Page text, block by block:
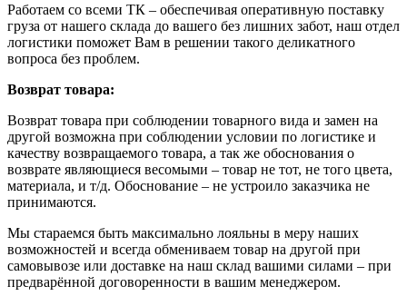
Работаем со всеми ТК – обеспечивая оперативную поставку
груза от нашего склада до вашего без лишних забот, наш отдел
логистики поможет Вам в решении такого деликатного
вопроса без проблем.
Возврат товара:
Возврат товара при соблюдении товарного вида и замен на
другой возможна при соблюдении условии по логистике и
качеству возвращаемого товара, а так же обоснования о
возврате являющиеся весомыми – товар не тот, не того цвета,
материала, и т/д. Обоснование – не устроило заказчика не
принимаются.
Мы стараемся быть максимально лояльны в меру наших
возможностей и всегда обмениваем товар на другой при
самовывозе или доставке на наш склад вашими силами – при
предварённой договоренности в вашим менеджером.